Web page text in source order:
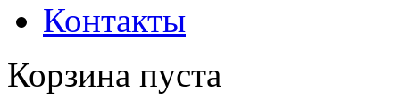
Контакты
Корзина пуста